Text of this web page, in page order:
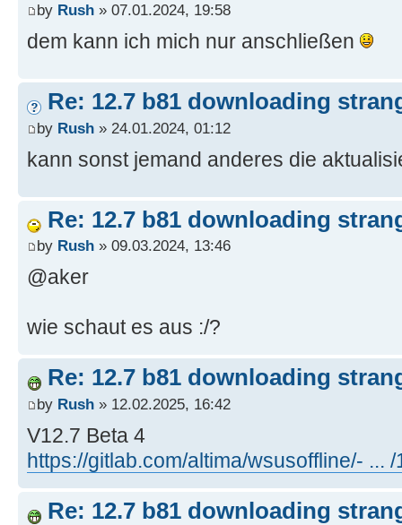
by Rush » 07.01.2024, 19:58
dem kann ich mich nur anschließen
Re: 12.7 b81 downloading
by Rush » 24.01.2024, 01:12
kann sonst jemand anderes die
Re: 12.7 b81 downloading
by Rush » 09.03.2024, 13:46
@aker
wie schaut es aus :/?
Re: 12.7 b81 downloading
by Rush » 12.02.2025, 16:42
V12.7 Beta 4
https://gitlab.com/altima/wsusoffline/- ...
Re: 12.7 b81 downloading